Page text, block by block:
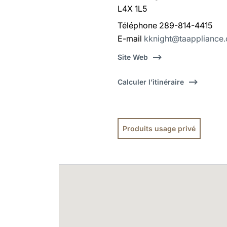
L4X 1L5
Téléphone 289-814-4415
E-mail
Site Web
Calculer l’itinéraire
Produits usage privé